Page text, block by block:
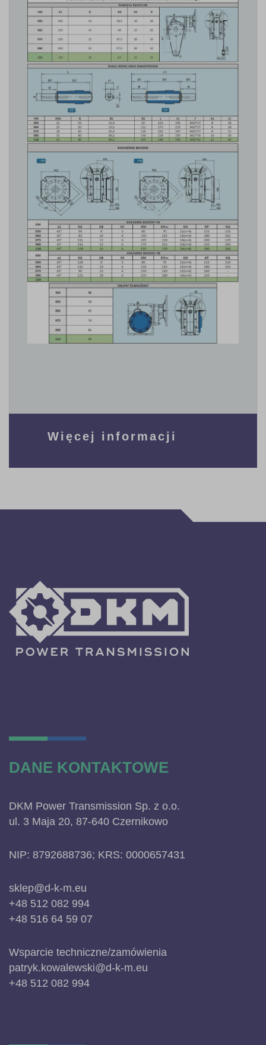
Więcej informacji
DANE KONTAKTOWE
DKM Power Transmission Sp. z o.o.
ul. 3 Maja 20, 87-640 Czernikowo
NIP: 8792688736; KRS: 0000657431
sklep@d-k-m.eu
+48 512 082 994
+48 516 64 59 07
Wsparcie techniczne/zamówienia
patryk.kowalewski@d-k-m.eu
+48 512 082 994